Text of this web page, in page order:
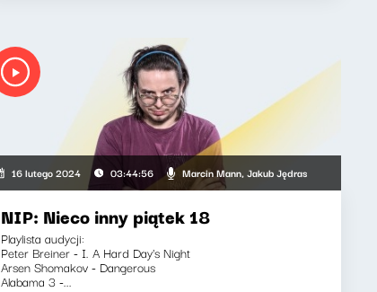
16 lutego 2024 03:44:56 Marcin Mann, Jakub Jędras
NIP: Nieco inny piątek 18
Playlista audycji:
Peter Breiner - I. A Hard Day's Night
Arsen Shomakov - Dangerous
Alabama 3 -...